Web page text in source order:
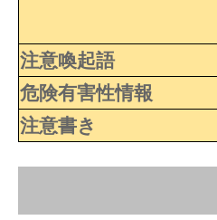
注意喚起語
危険有害性情報
注意書き